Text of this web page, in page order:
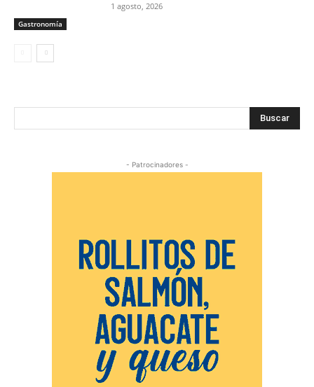
Gastronomía
1 agosto, 2026
Buscar
- Patrocinadores -